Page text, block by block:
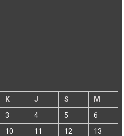
K J S
M
3 4 5
6
10 11 12
13